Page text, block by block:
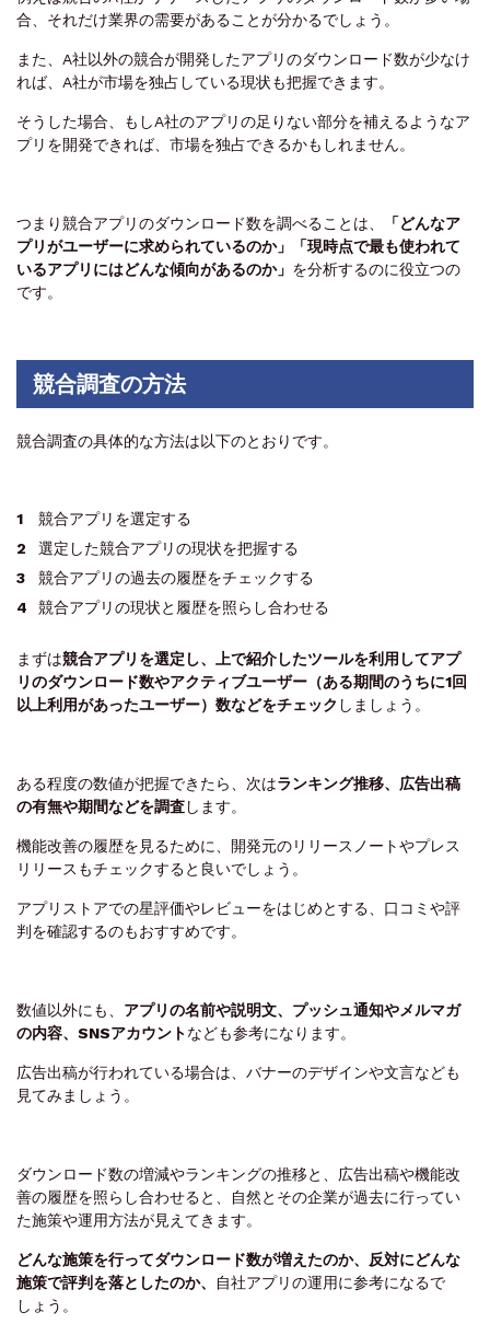
合、それだけ業界の需要があることが分かるでしょう。
また、A社以外の競合が開発したアプリのダウンロード数が少なけ
れば、A社が市場を独占している現状も把握できます。
そうした場合、もしA社のアプリの足りない部分を補えるようなア
プリを開発できれば、市場を独占できるかもしれません。
つまり競合アプリのダウンロード数を調べることは、
「どんなア
プリがユーザーに求められているのか」「現時点で最も使われて
いるアプリにはどんな傾向があるのか」 を分析するのに役立つの
です。
競合調査の方法
競合調査の具体的な方法は以下のとおりです。
競合アプリを選定する
選定した競合アプリの現状を把握する
競合アプリの過去の履歴をチェックする
競合アプリの現状と履歴を照らし合わせる
まずは競合アプリを選定し、上で紹介したツールを利用してアプ
リのダウンロード数やアクティブユーザー（ある期間のうちに1回
以上利用があったユーザー）数などをチェック しましょう。
ある程度の数値が把握できたら、次はランキング推移、広告出稿
の有無や期間などを調査します。
機能改善の履歴を見るために、開発元のリリースノートやプレス
リリースもチェックすると良いでしょう。
アプリストアでの星評価やレビューをはじめとする、口コミや評
判を確認するのもおすすめです。
数値以外にも、 アプリの名前や説明文、プッシュ通知やメルマガ
の内容、SNSアカウントなども参考になります。
広告出稿が行われている場合は、バナーのデザインや文言なども
見てみましょう。
ダウンロード数の増減やランキングの推移と、広告出稿や機能改
善の履歴を照らし合わせると、自然とその企業が過去に行ってい
た施策や運用方法が見えてきます。
どんな施策を行ってダウンロード数が増えたのか、反対にどんな
施策で評判を落としたのか、
自社アプリの運用に参考になるで
しょう。